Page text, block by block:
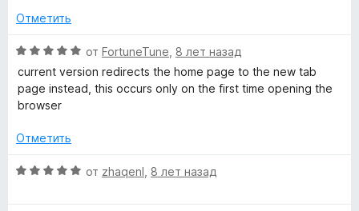
Отметить
О
ц
е
н
н
н
от FortuneTune 8 лет назад
current version redirects the home page to the new tab
page instead, this occurs only on the first time opening the
browser
Отметить
О
от zhaqenl 8 лет назад